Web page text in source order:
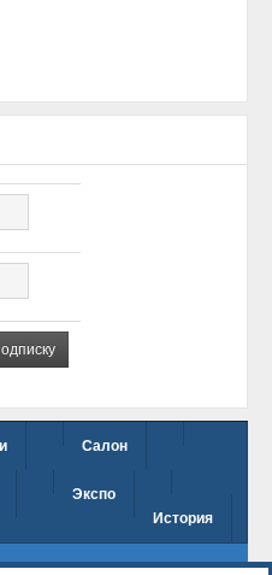
Салон
Экспо
История